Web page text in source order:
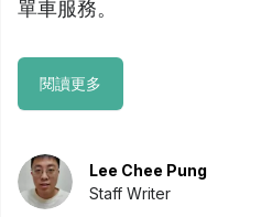
單車服務。
閱讀更多
Lee Chee Pung
Staff Writer